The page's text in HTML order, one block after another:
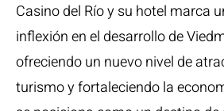
Casino del Río y su hotel marca
inflexión en el desarrollo de
ofreciendo un nuevo nivel de
turismo y fortaleciendo la